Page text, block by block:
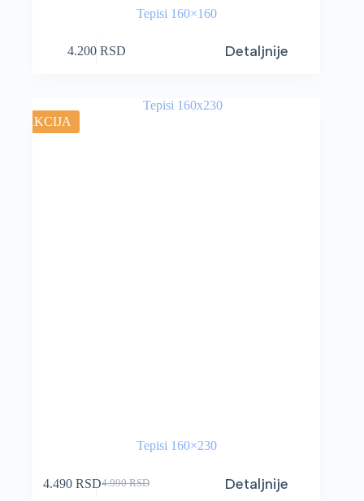
Tepisi 160×160
4.200 RSD Detaljnije
AKCIJA
Tepisi 160×230
4.990RSD
4.490RSD Detaljnije